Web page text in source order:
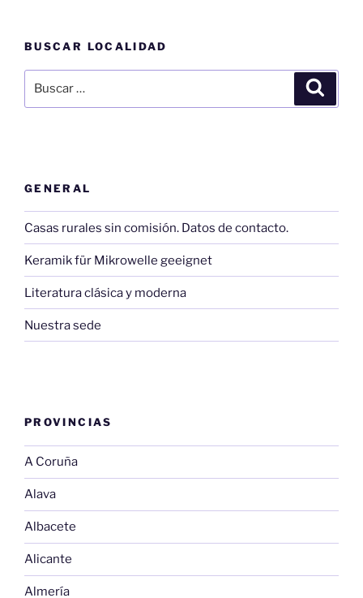
BUSCAR LOCALIDAD
por:
GENERAL
Casas rurales sin comisión. Datos de contacto.
Keramik für Mikrowelle geeignet
Literatura clásica y moderna
Nuestra sede
PROVINCIAS
A Coruña
Alava
Albacete
Alicante
Almería